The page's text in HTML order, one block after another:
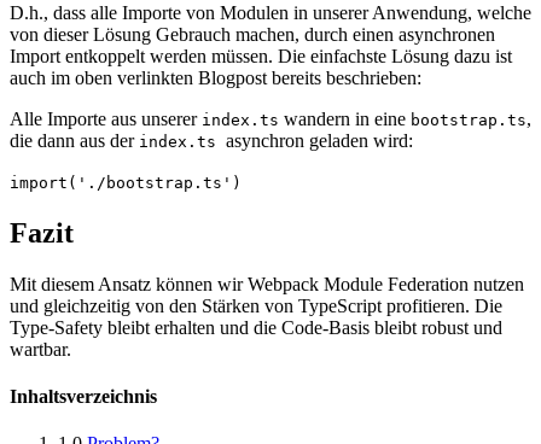
D.h., dass alle Importe von Modulen in unserer Anwendung, welche
von dieser Lösung Gebrauch machen, durch einen asynchronen
Import entkoppelt werden müssen. Die einfachste Lösung dazu ist
auch im oben verlinkten Blogpost bereits beschrieben:
Alle Importe aus unserer index.ts wandern in eine bootstrap.ts,
die dann aus der index.ts asynchron geladen wird:
import('./bootstrap.ts')
Fazit
Mit diesem Ansatz können wir Webpack Module Federation nutzen
und gleichzeitig von den Stärken von TypeScript profitieren. Die
Type-Safety bleibt erhalten und die Code-Basis bleibt robust und
wartbar.
Inhaltsverzeichnis